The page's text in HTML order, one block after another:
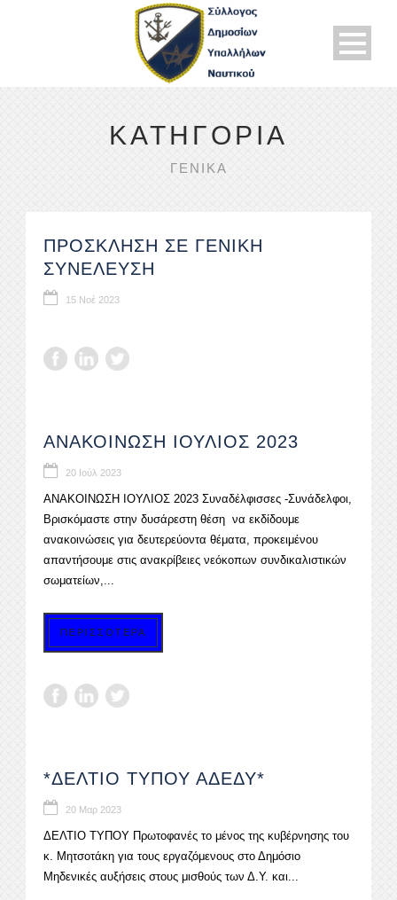
ΚΑΤΗΓΟΡΊΑ
ΓΕΝΙΚΑ
ΠΡΟΣΚΛΗΣΗ ΣΕ ΓΕΝΙΚΗ
ΣΥΝΕΛΕΥΣΗ
15 Νοέ 2023
ΑΝΑΚΟΙΝΩΣΗ ΙΟΥΛΙΟΣ 2023
20 Ιούλ 2023
ΑΝΑΚΟΙΝΩΣΗ ΙΟΥΛΙΟΣ 2023 Συναδέλφισσες -Συνάδελφοι,
Βρισκόμαστε στην δυσάρεστη θέση να εκδίδουμε
ανακοινώσεις για δευτερεύοντα θέματα, προκειμένου
απαντήσουμε στις ανακρίβειες νεόκοπων συνδικαλιστικών
σωματείων,...
ΠΕΡΙΣΣΟΤΕΡΑ
*ΔΕΛΤΙΟ ΤΥΠΟΥ ΑΔΕΔΥ*
20 Μαρ 2023
ΔΕΛΤΙΟ ΤΥΠΟΥ Πρωτοφανές το μένος της κυβέρνησης του
κ. Μητσοτάκη για τους εργαζόμενους στο Δημόσιο
Μηδενικές αυξήσεις στους μισθούς των Δ.Υ. και...